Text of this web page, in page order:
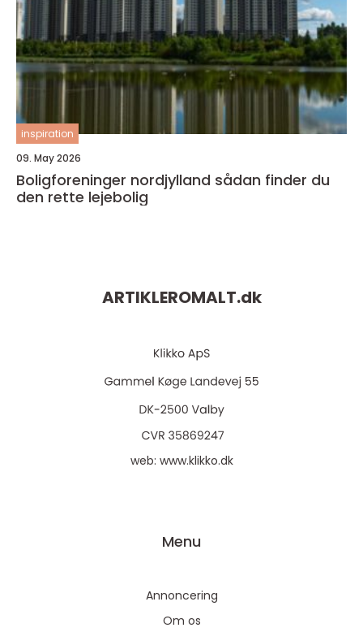
inspiration
09. May 2026
Boligforeninger nordjylland sådan finder du
den rette lejebolig
ARTIKLEROMALT.dk
web: www.klikko.dk
Menu
Annoncering
Om os